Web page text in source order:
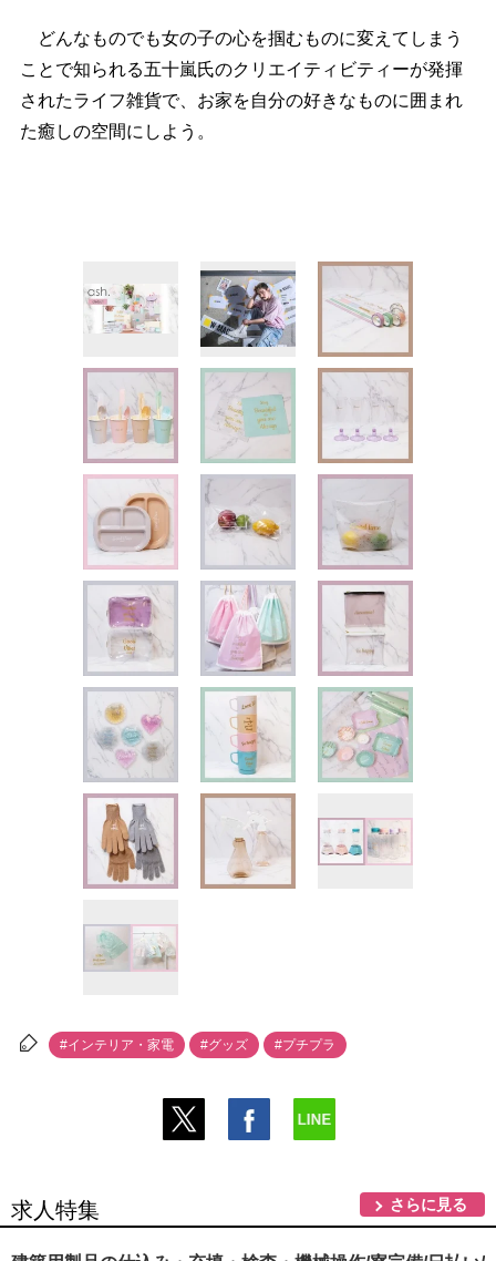
どんなものでも女の子の心を掴むものに変えてしまう
ことで知られる五十嵐氏のクリエイティビティーが発揮
されたライフ雑貨で、お家を自分の好きなものに囲まれ
た癒しの空間にしよう。
#インテリア・家電 #グッズ #プチプラ
求人特集 さらに見る